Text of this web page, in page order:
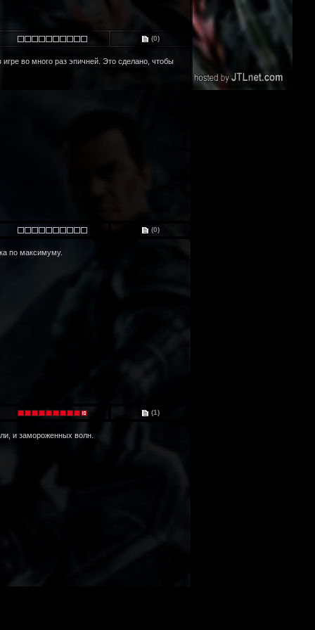
(0)
во много раз эпичней. Это сделано, чтобы
(0)
по максимуму.
(1)
и замороженных волн.